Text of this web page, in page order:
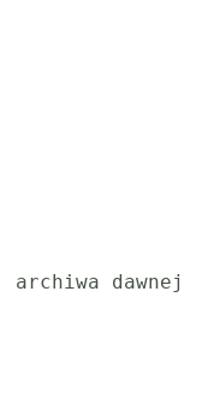
archiwa dawnej